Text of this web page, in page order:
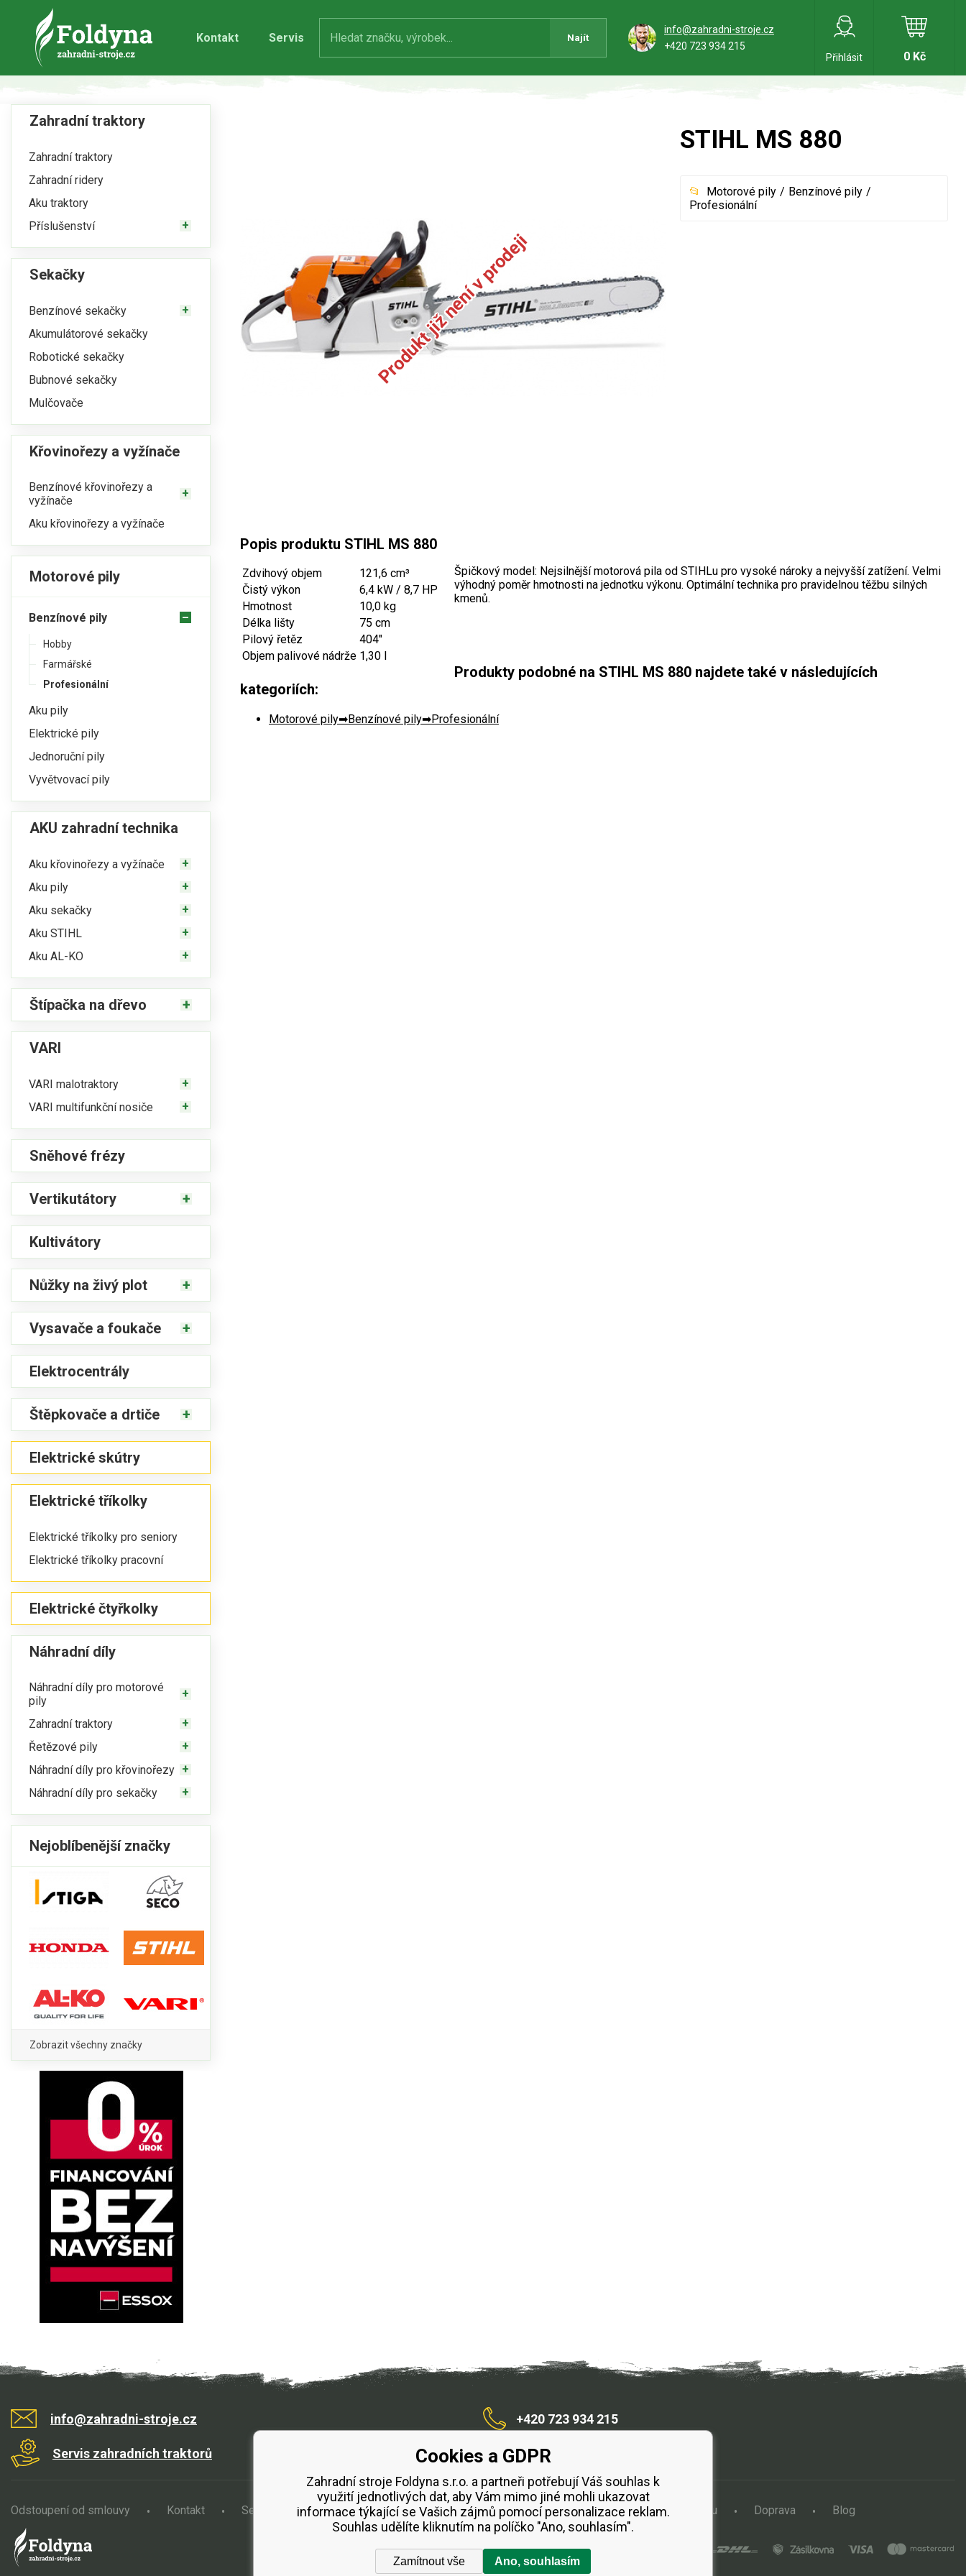
Kontakt Servis Najít
info@zahradni-stroje.cz
+420 723 934 215
Přihlásit
0 Kč
Zahradní traktory
Zahradní traktory
Zahradní ridery
Aku traktory
Příslušenství
Sekačky
Benzínové sekačky
Akumulátorové sekačky
Robotické sekačky
Bubnové sekačky
Mulčovače
Křovinořezy a vyžínače
Benzínové křovinořezy a
vyžínače
Aku křovinořezy a vyžínače
Motorové pily
Benzínové pily
Hobby
Farmářské
Profesionální
Aku pily
Elektrické pily
Jednoruční pily
Vyvětvovací pily
AKU zahradní technika
Aku křovinořezy a vyžínače
Aku pily
Aku sekačky
Aku STIHL
Aku AL-KO
Štípačka na dřevo
VARI
VARI malotraktory
VARI multifunkční nosiče
Sněhové frézy
Vertikutátory
Kultivátory
Nůžky na živý plot
Vysavače a foukače
Elektrocentrály
Štěpkovače a drtiče
Elektrické skútry
Elektrické tříkolky
Elektrické tříkolky pro seniory
Elektrické tříkolky pracovní
Elektrické čtyřkolky
Náhradní díly
Náhradní díly pro motorové
pily
Zahradní traktory
Řetězové pily
Náhradní díly pro křovinořezy
Náhradní díly pro sekačky
Nejoblíbenější značky
Zobrazit všechny značky
Produkt již není v prodeji
STIHL MS 880
Motorové pily
Benzínové pily
Profesionální
Popis produktu STIHL MS 880
Zdvihový objem
121,6 cm³
Čistý výkon
6,4 kW / 8,7 HP
Hmotnost
10,0 kg
Délka lišty
75 cm
Pilový řetěz
404"
Objem palivové nádrže 1,30 l
Špičkový model: Nejsilnější motorová pila od STIHLu pro vysoké nároky a nejvyšší zatížení. Velmi
výhodný poměr hmotnosti na jednotku výkonu. Optimální technika pro pravidelnou těžbu silných
kmenů.
Produkty podobné na STIHL MS 880 najdete také v následujících
kategoriích:
Motorové pily Benzínové pily Profesionální
info@zahradni-stroje.cz
Servis zahradních traktorů /zahradnístroje
+420 723 934 215
Odstoupení od smlouvy Kontakt Servis Obchodní podmínky Splátkový prodej ESSOX Půjčovna vertikutátoru Doprava Blog
Cookies a GDPR
Zahradní stroje Foldyna s.r.o. a partneři potřebují Váš souhlas k
využití jednotlivých dat, aby Vám mimo jiné mohli ukazovat
informace týkající se Vašich zájmů pomocí personalizace reklam.
Souhlas udělíte kliknutím na políčko "Ano, souhlasím".
Zamítnout vše Ano, souhlasím